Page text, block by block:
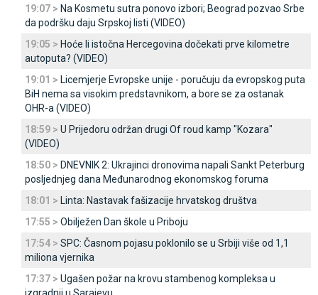
19:07 > Na Kosmetu sutra ponovo izbori; Beograd pozvao Srbe
da podršku daju Srpskoj listi (VIDEO)
19:05 > Hoće li istočna Hercegovina dočekati prve kilometre
autoputa? (VIDEO)
19:01 > Licemjerje Evropske unije - poručuju da evropskog puta
BiH nema sa visokim predstavnikom, a bore se za ostanak
OHR-a (VIDEO)
18:59 > U Prijedoru održan drugi Of roud kamp "Kozara"
(VIDEO)
18:50 > DNEVNIK 2: Ukrajinci dronovima napali Sankt Peterburg
posljednjeg dana Međunarodnog ekonomskog foruma
18:01 > Linta: Nastavak fašizacije hrvatskog društva
17:55 > Obilježen Dan škole u Priboju
17:54 > SPC: Časnom pojasu poklonilo se u Srbiji više od 1,1
miliona vjernika
17:37 > Ugašen požar na krovu stambenog kompleksa u